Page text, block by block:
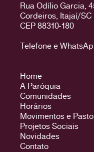
Rua Odílio Garcia,
Cordeiros, Itajaí/SC
CEP 88310-180
Telefone e
Home
A Paróquia
Comunidades
Horários
Movimentos e
Projetos Sociais
Novidades
Contato